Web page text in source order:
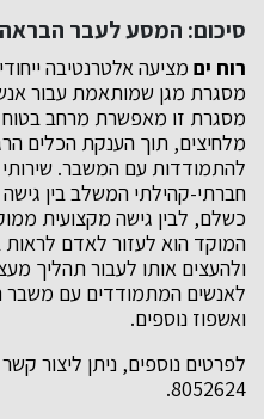
סיכום: המסע לעבר
רוח ים מציעה אלטרנטיבה
מסגרת מגן שמותאמת עבור
מסגרת זו מאפשרת מרחב
מלחיצים, תוך הענקת הכלים
להתמודדות עם המשבר. שירותי
חברתי-קהילתי המשלב בין
כשלם, לבין גישה מקצועית
המוקד הוא לעזור לאדם
ולהעצים אותו לעבור תהליך
לאנשים המתמודדים עם משבר
ואשפוז נוספים.
לפרטים נוספים, ניתן ליצור
8052624.